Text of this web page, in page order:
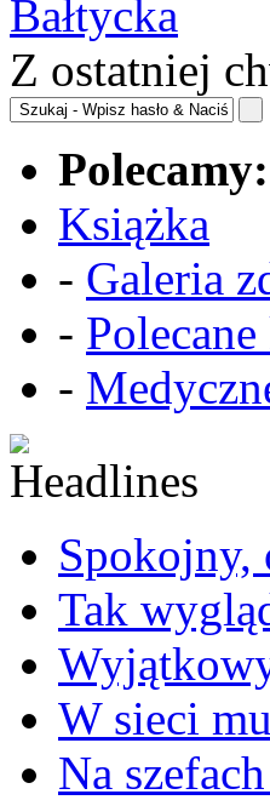
Z ostatniej
Polecamy:
Książka
- Galeria
-
-
Tak
W sieci
Na